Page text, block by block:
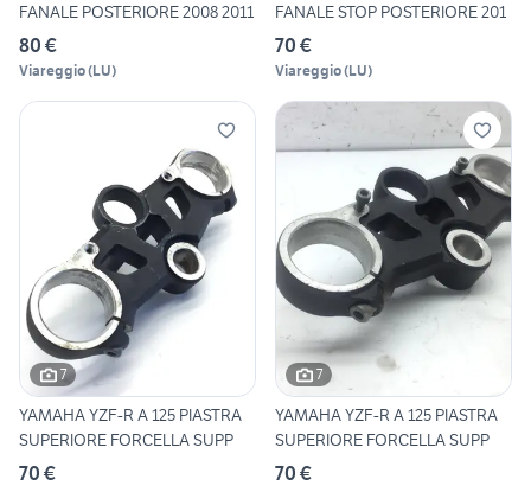
FANALE POSTERIORE 2008 2011
80 €
Viareggio(LU)
FANALE STOP POSTERIORE 201
70 €
Viareggio(LU)
7
YAMAHA YZF-R A 125 PIASTRA
SUPERIORE FORCELLA SUPP
70 €
7
YAMAHA YZF-R A 125 PIASTRA
SUPERIORE FORCELLA SUPP
70 €